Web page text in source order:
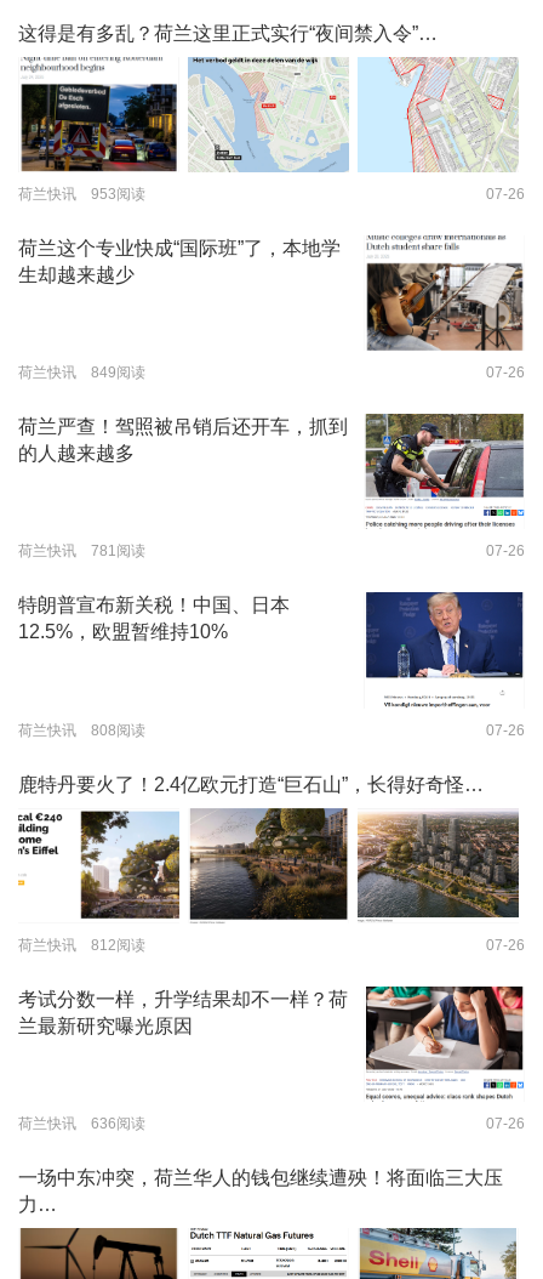
这得是有多乱？荷兰这里正式实行“夜间禁入令”…
荷兰快讯 953阅读 07-26
荷兰这个专业快成“国际班”了，本地学
生却越来越少
荷兰快讯 849阅读 07-26
荷兰严查！驾照被吊销后还开车，抓到
的人越来越多
荷兰快讯 781阅读 07-26
特朗普宣布新关税！中国、日本
12.5%，欧盟暂维持10%
荷兰快讯 808阅读 07-26
鹿特丹要火了！2.4亿欧元打造“巨石山”，长得好奇怪…
荷兰快讯 812阅读 07-26
考试分数一样，升学结果却不一样？荷
兰最新研究曝光原因
荷兰快讯 636阅读 07-26
一场中东冲突，荷兰华人的钱包继续遭殃！将面临三大压
力…